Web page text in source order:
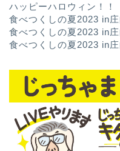
ハッピーハロウィン！！
食べつくしの夏2023 in
食べつくしの夏2023 in
食べつくしの夏2023 in